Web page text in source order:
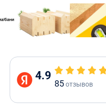
4.9
85отзывов